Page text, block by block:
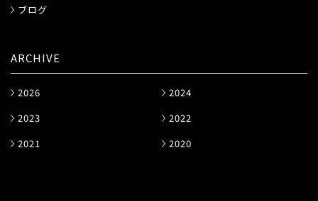
ブログ
ARCHIVE
2026
2024
2023
2022
2021
2020